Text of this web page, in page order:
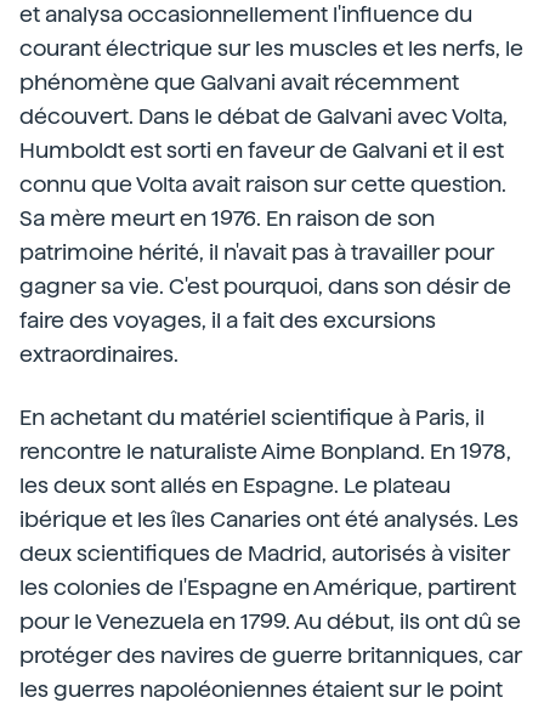
et analysa occasionnellement l'influence du
courant électrique sur les muscles et les nerfs, le
phénomène que Galvani avait récemment
découvert. Dans le débat de Galvani avec Volta,
Humboldt est sorti en faveur de Galvani et il est
connu que Volta avait raison sur cette question.
Sa mère meurt en 1976. En raison de son
patrimoine hérité, il n'avait pas à travailler pour
gagner sa vie. C'est pourquoi, dans son désir de
faire des voyages, il a fait des excursions
extraordinaires.
En achetant du matériel scientifique à Paris, il
rencontre le naturaliste Aime Bonpland. En 1978,
les deux sont allés en Espagne. Le plateau
ibérique et les îles Canaries ont été analysés. Les
deux scientifiques de Madrid, autorisés à visiter
les colonies de l'Espagne en Amérique, partirent
pour le Venezuela en 1799. Au début, ils ont dû se
protéger des navires de guerre britanniques, car
les guerres napoléoniennes étaient sur le point